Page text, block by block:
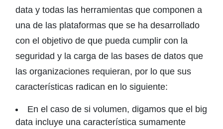
data y todas las herramientas que componen a
una de las plataformas que se ha desarrollado
con el objetivo de que pueda cumplir con la
seguridad y la carga de las bases de datos que
las organizaciones requieran, por lo que sus
características radican en lo siguiente:
En el caso de si volumen, digamos que el big
data incluye una característica sumamente